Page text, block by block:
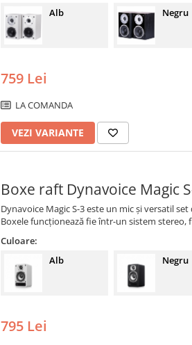
Alb
Negru
759 Lei
LA COMANDA
VEZI VARIANTE
Boxe raft Dynavoice Magic
Dynavoice Magic S-3 este un mic și versatil
Boxele funcționează fie într-un sistem
Culoare:
Alb
Negru
795 Lei